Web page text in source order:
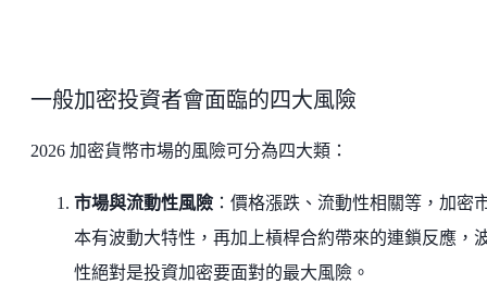
一般加密投資者會面臨的四大風險
2026 加密貨幣市場的風險可分為四大類：
市場與流動性風險 ：價格漲跌、流動性相關等，加密
本有波動大特性，再加上槓桿合約帶來的連鎖反應，
性絕對是投資加密要面對的最大風險。